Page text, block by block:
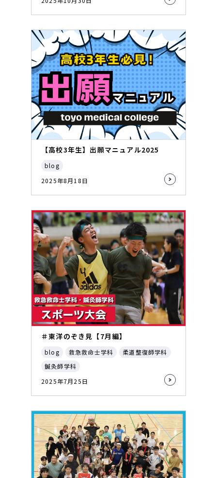
【高校3年生】出願マニュアル2025
blog
2025年8月18日
＃東洋のぞき見【7月編】
blog 救急救命士学科
柔道整復師学科
鍼灸師学科
2025年7月25日